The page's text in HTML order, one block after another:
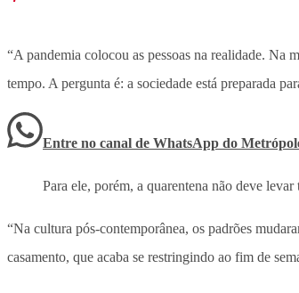
“A pandemia colocou as pessoas na realidade. Na
tempo. A pergunta é: a sociedade está preparada
Entre no canal de WhatsApp do
Para ele, porém, a quarentena não deve
“Na cultura pós-contemporânea, os padrões
casamento, que acaba se restringindo ao fim de